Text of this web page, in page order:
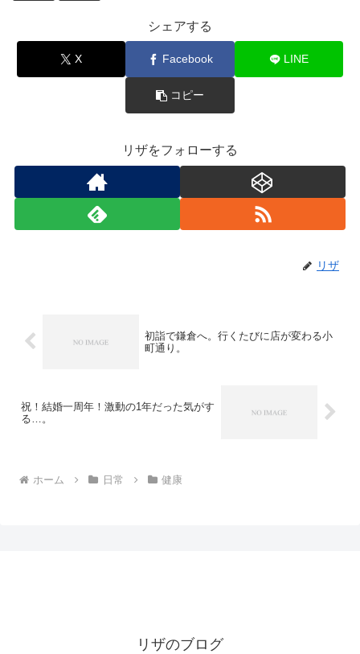
シェアする
X Facebook LINE
コピー
リザをフォローする
リザ
初詣で鎌倉へ。行くたびに店が変わる小
町通り。
祝！結婚一周年！激動の1年だった気がす
る…。
ホーム 日常 健康
リザのブログ